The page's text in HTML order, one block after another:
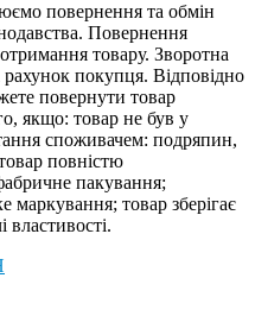
повернення та обмін
Повернення
товару. Зворотна
рахунок покупця. Відповідно
повернути товар
якщо: товар не був у
споживачем: подряпин,
повністю
пакування;
маркування; товар зберігає
властивості.